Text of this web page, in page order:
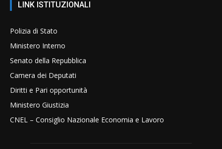
LINK ISTITUZIONALI
Polizia di Stato
Ministero Interno
Senato della Repubblica
Camera dei Deputati
Diritti e Pari opportunità
Ministero Giustizia
CNEL – Consiglio Nazionale Economia e Lavoro